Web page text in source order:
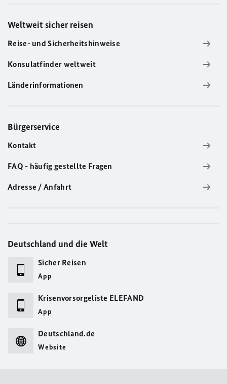
Weltweit sicher reisen
Reise- und Sicherheitshinweise
Konsulatfinder weltweit
Länderinformationen
Bürgerservice
Kontakt
FAQ - häufig gestellte Fragen
Adresse / Anfahrt
Deutschland und die Welt
Sicher Reisen
App
Krisenvorsorgeliste ELEFAND
App
Deutschland.de
Website